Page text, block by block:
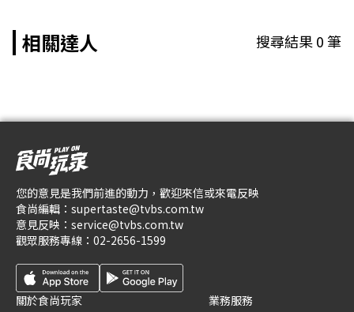
相關達人 搜尋結果0筆
您的意見是我們前進的動力，歡迎來信或來電反映
食尚編輯： supertaste@tvbs.com.tw
意見反映： service@tvbs.com.tw
觀眾服務專線： 02-2656-1599
關於食尚玩家
業務服務